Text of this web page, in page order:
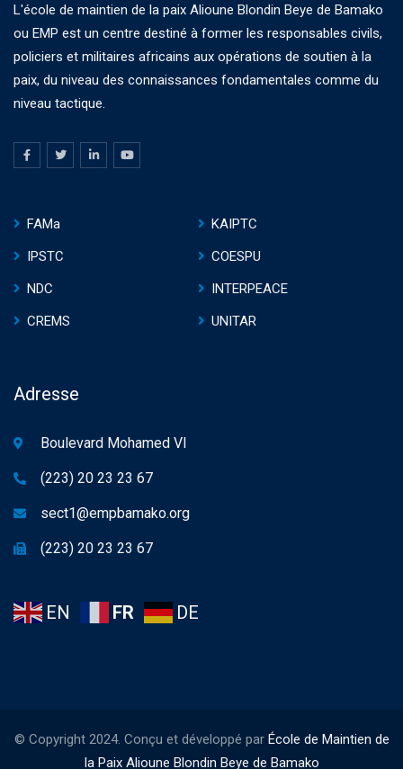
L'école de maintien de la paix Alioune Blondin Beye de Bamako
ou EMP est un centre destiné à former les responsables civils,
policiers et militaires africains aux opérations de soutien à la
paix, du niveau des connaissances fondamentales comme du
niveau tactique.
FAMa
KAIPTC
IPSTC
COESPU
NDC
INTERPEACE
CREMS
UNITAR
Adresse
Boulevard Mohamed VI
(223) 20 23 23 67
sect1@empbamako.org
(223) 20 23 23 67
EN FR DE
© Copyright 2024. Conçu et développé par École de Maintien de
la Paix Alioune Blondin Beye de Bamako